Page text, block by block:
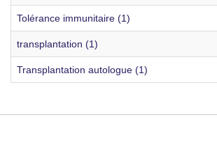
Tolérance immunitaire (1)
transplantation (1)
Transplantation autologue (1)